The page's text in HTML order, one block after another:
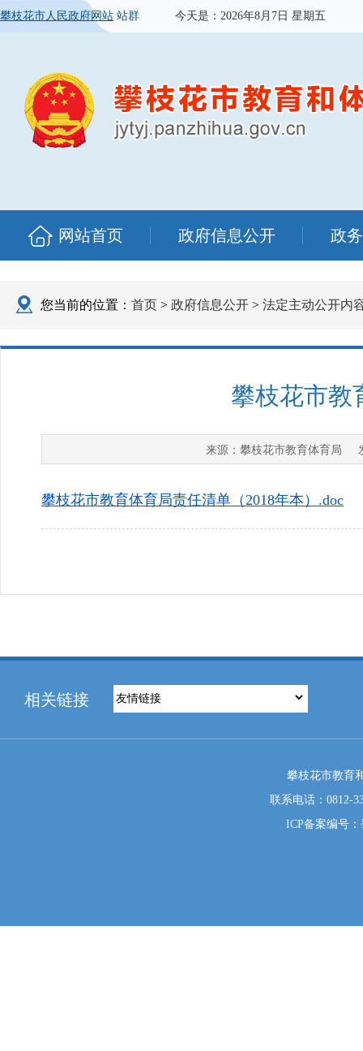
攀枝花市人民政府网站 站群 今天是： 2026年8月7日 星期五
网站首页 政府信息公开 政
您当前的位置： 首页 > 政府信息公开 > 法定主动公开内
攀枝花市教
来源： 攀枝花市教育体育局 发
攀枝花市教育体育局责任清单（2018年本）.doc
相关链接
攀枝花市教育
联系电话：0812-
ICP备案编号：